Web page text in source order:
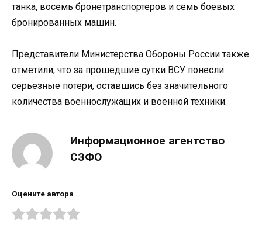
танка, восемь бронетранспортеров и семь боевых
бронированных машин.
Представители Министерства Обороны России также
отметили, что за прошедшие сутки ВСУ понесли
серьезные потери, оставшись без значительного
количества военнослужащих и военной техники.
Информационное агентство
СЗФО
Оцените автора